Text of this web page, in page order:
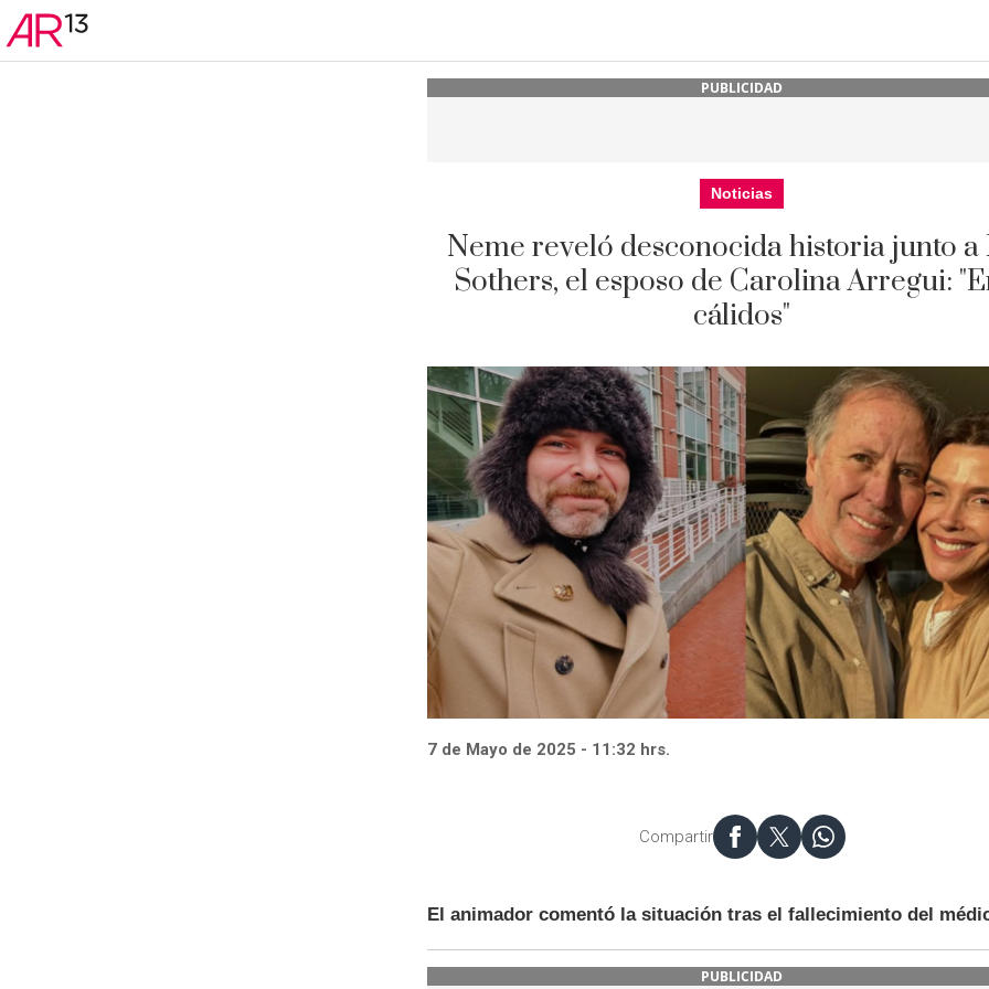
PUBLICIDAD
Noticias
Neme reveló desconocida historia junto a
Sothers, el esposo de Carolina Arregui:
cálidos"
7 de Mayo de 2025 - 11:32 hrs.
Compartir
El animador comentó la situación tras el fallecimiento del
PUBLICIDAD